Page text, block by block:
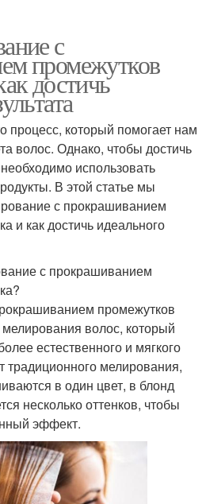
с
промежутков
достичь
процесс, который помогает нам
волос. Однако, чтобы достичь
использовать
В этой статье мы
с прокрашиванием
и как достичь идеального
с прокрашиванием
промежутков
мелирования волос, который
естественного и мягкого
традиционного мелирования,
в один цвет, в блонд
несколько оттенков, чтобы
эффект.